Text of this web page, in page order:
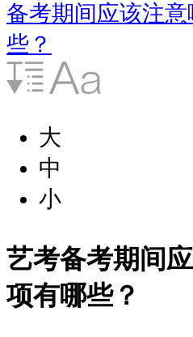
备考期间应该注
些？
大
中
小
艺考备考期间
项有哪些？